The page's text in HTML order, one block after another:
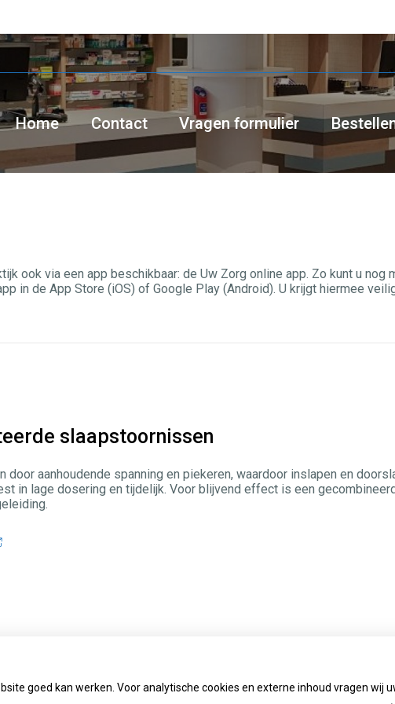
Home Contact Vragen formulier
ook via een app beschikbaar: de Uw Zorg online app. Zo kunt u
in de App Store (iOS) of Google Play (Android). U krijgt hiermee
slaapstoornissen
aanhoudende spanning en piekeren, waardoor inslapen en
in lage dosering en tijdelijk. Voor blijvend effect is een
goed kan werken. Voor analytische cookies en externe inhoud vragen wij